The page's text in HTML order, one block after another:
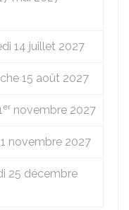
14 juillet 2027
15 août 2027
er novembre 2027
novembre 2027
25 décembre